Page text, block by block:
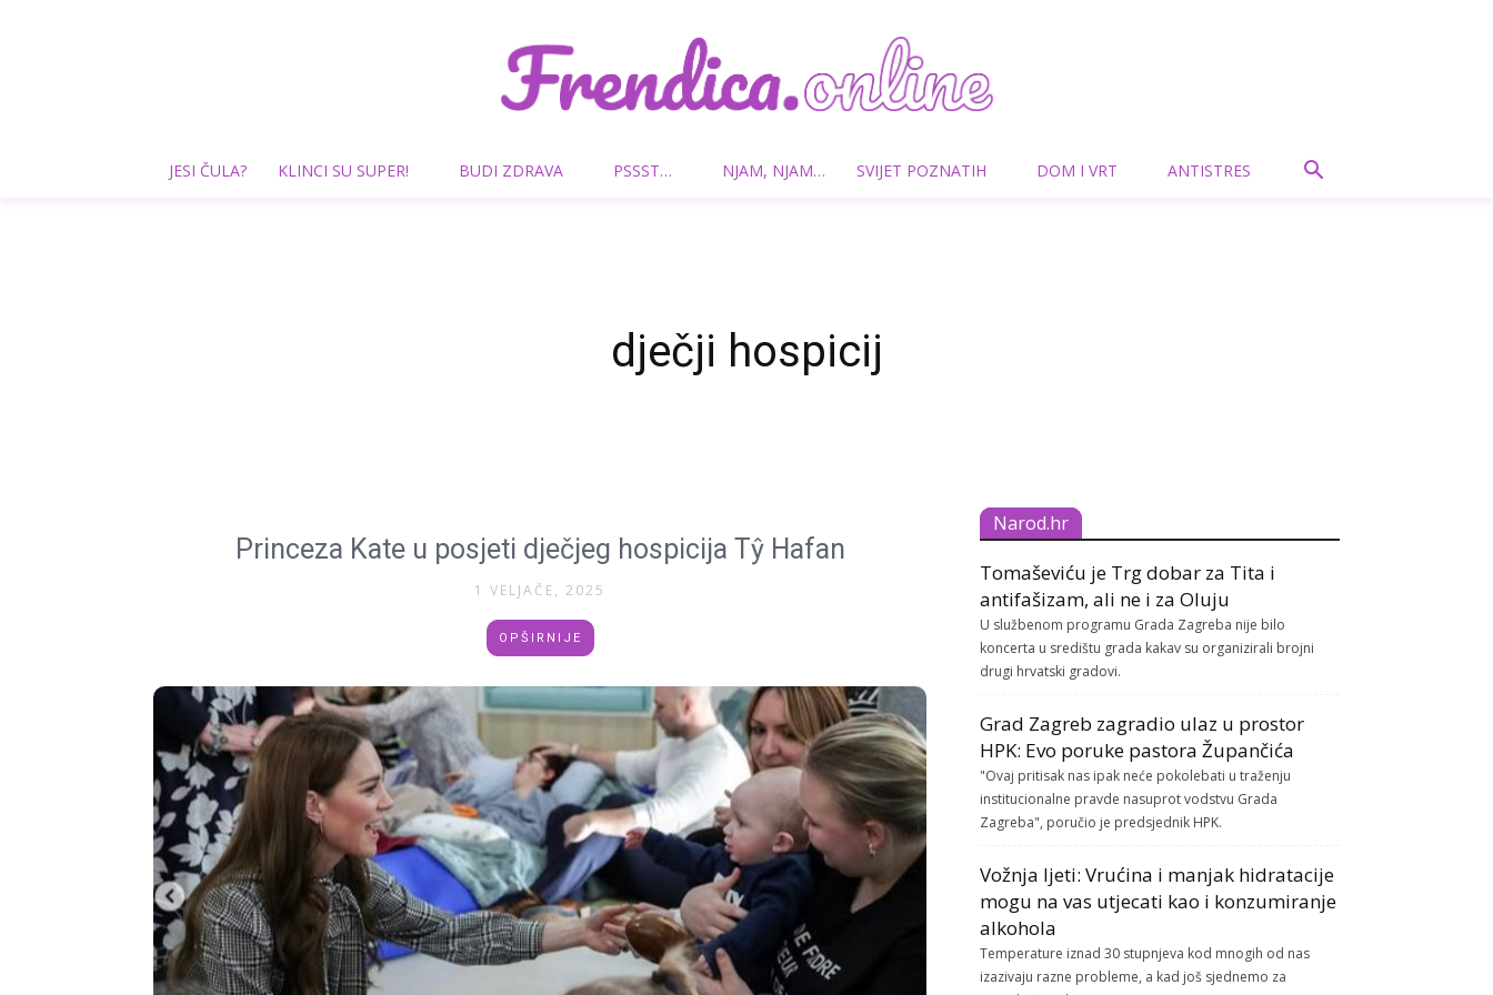
Frendica.online
JESI ČULA? KLINCI SU SUPER! BUDI ZDRAVA PSSST… NJAM, NJAM… SVIJET POZNATIH DOM I VRT ANTISTRES
dječji hospicij
Princeza Kate u posjeti dječjeg hospicija Tŷ Hafan
1 VELJAČE, 2025
OPŠIRNIJE
Narod.hr
Tomaševiću je Trg dobar za Tita i
antifašizam, ali ne i za Oluju
U službenom programu Grada Zagreba nije bilo
koncerta u središtu grada kakav su organizirali brojni
drugi hrvatski gradovi.
Grad Zagreb zagradio ulaz u prostor
HPK: Evo poruke pastora Župančića
"Ovaj pritisak nas ipak neće pokolebati u traženju
institucionalne pravde nasuprot vodstvu Grada
Zagreba", poručio je predsjednik HPK.
Vožnja ljeti: Vrućina i manjak hidratacije
mogu na vas utjecati kao i konzumiranje
alkohola
Temperature iznad 30 stupnjeva kod mnogih od nas
izazivaju razne probleme, a kad još sjednemo za